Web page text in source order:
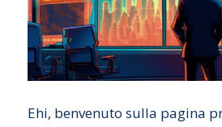
Ehi, benvenuto sulla pagina